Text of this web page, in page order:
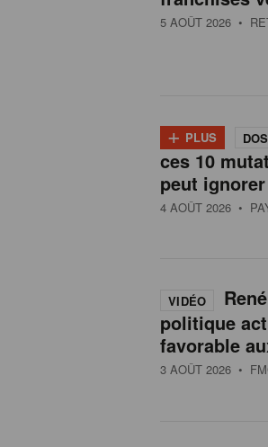
5 AOÛT 2026 •
+ PLUS
ces 10
peut ignorer
4 AOÛT 2026 •
VIDÉO
politique
favorable
3 AOÛT 2026 •